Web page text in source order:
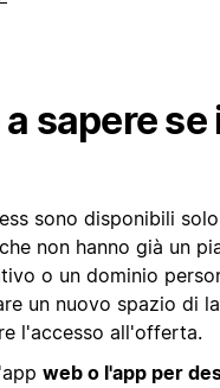
sapere se
sono disponibili
non hanno già un
o un dominio
un nuovo spazio di
l'accesso all'offerta.
web o l'app per